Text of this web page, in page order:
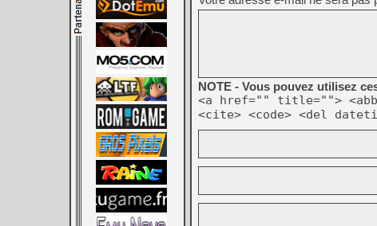
NOTE - Vous pouvez utilisez
<a href="" title="">
<cite> <code> <del